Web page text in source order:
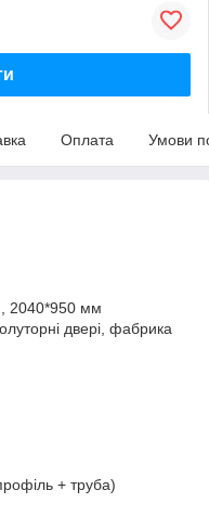
Оплата Умови
2040*950 мм
двері, фабрика
+ труба)